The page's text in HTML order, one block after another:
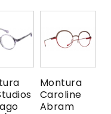
Montura
Caroline
Abram